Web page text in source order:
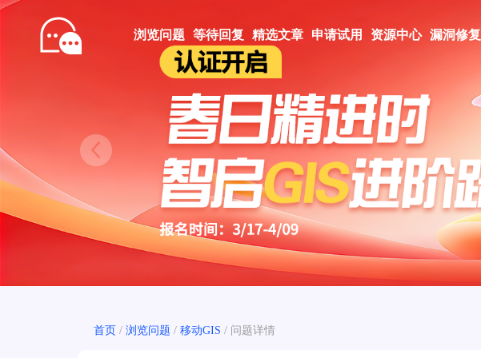
Prev
浏览问题 等待回复 精选文章 申请试用 资源中心 漏洞修复
首页 / 浏览问题 / 移动GIS / 问题详情